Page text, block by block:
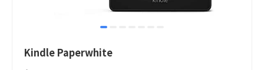
1
Kindle Paperwhite